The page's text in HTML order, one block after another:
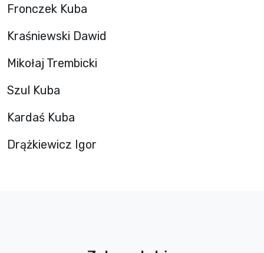
Fronczek Kuba
Kraśniewski Dawid
Mikołaj Trembicki
Szul Kuba
Kardaś Kuba
Drążkiewicz Igor